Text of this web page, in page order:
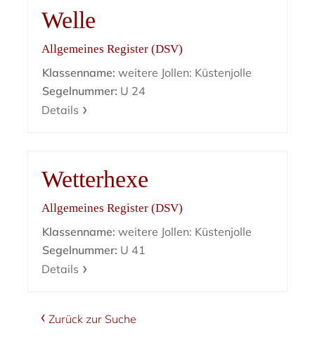
Welle
Allgemeines Register (DSV)
Klassenname: weitere Jollen: Küstenjolle
Segelnummer: U 24
Details
Wetterhexe
Allgemeines Register (DSV)
Klassenname: weitere Jollen: Küstenjolle
Segelnummer: U 41
Details
Zurück zur Suche